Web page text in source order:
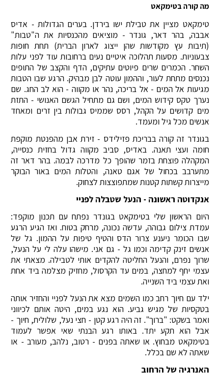
מה קורה בטימקאט
טימקאט מציין את טבילת ישו בירדן. בערים הגדולות - אדיס
אבבה, בהר דאר, גונדר - מוציאים מהכנסיות את ה"טבות"
(תיבות עץ מקודשות שהן ייצוג לארון הברית) תחת חופות
צבעוניות. מסעות תהלוכה איטיים נעים ברחובות עוד לפני עלות
השחר. הכמרים שרים פיוטים עתיקים, הדף והקצב של התופים
נכנסים מתחת לעור, וההמון עוטה לבן מבהיק. הרגע שבו הטבות
מגיעות אל המים - אל בריכה, נהר או מקווה - הוא לב החג. שם
נערך טקס קידוש המים, ושם גם מתחיל הגשם האנושי - התזת
מים קדושים על הקהל, רסס שממיס גבולות בין זרים ומאחד
אנשים מכל גיל ומעמד.
בגונדר זה קורה בבריכת פזילידס - זירת אבן מהפנטת מוקפת
חומה ועצי תאנה. באדיס, סביב מקווה גדול בחזית כנסייה,
המקהלה פוצחת בזמר שהופך כל מדרכה לבמה. בהר דאר זה
מתערבב בכחול של אגם טאנה, והטלות המים באור הבוקר
מייצרות קשתות קטנות שמתפוצצות לצחוק.
אנקדוטה ראשונה - הנעל שטבלה לפניי
היום הראשון שלי בטימקאט בגונדר נפתח עם תכנון מוקפד:
עמדת צילום גבוהה, עדשה נכונה, מרחק בטוח. ואז הגיע הרגע
שבו הכומר ניענע צרור הדס והטיף טיפות על ההמון. גל של
אנשים זינק קדימה וכמו גל - גם אני. מישהו עלה לי על הנעל,
שרוך נפרם, והנעל החליטה להקדים אותי לטבילה. מצאתי את
עצמי יחף למחצה, במים עד הקרסול, מחזיק מצלמה ביד אחת
ואת עצמי ביד השנייה.
ילד עם חיוך רחב כמו השמים מצא את הנעל לפניי והחזיר אותה
בטקסיות של מגיש גביע. הוא נגע במים, היטה אותם לכיווני
ואמר בשקט: "ברוך". זה היה רגע קטן - חצי נעל, שלולית, חיוך -
אבל הוא תקע יתד. באותו רגע הבנתי שאי אפשר לעמוד
בטימקאט מבחוץ. או שאתה בפנים - רטוב, נלהב, מעורב - או
שאתה לא שם בכלל.
האנרגיה של הרחוב